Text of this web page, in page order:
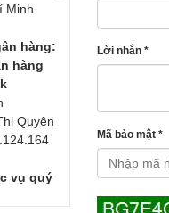
Minh
hàng:
hàng
Quyên
vụ quý
Lời nhắn *
Mã bảo mật *